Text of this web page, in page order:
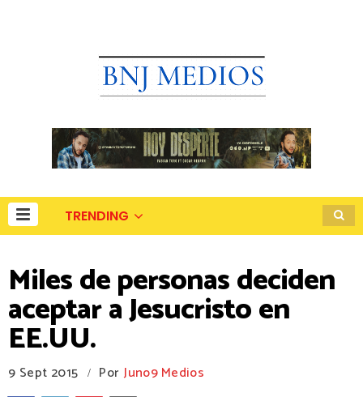
TRENDING
Miles de personas deciden
aceptar a Jesucristo en
EE.UU.
9 Sept 2015 / Por Juno9 Medios